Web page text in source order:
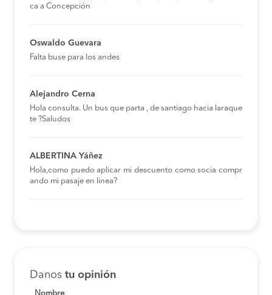
ca a Concepción
Oswaldo Guevara
Falta buse para los andes
Alejandro Cerna
Hola consulta. Un bus que parta , de santiago hacia laraque
te ?Saludos
ALBERTINA Yáñez
Hola,como puedo aplicar mi descuento como socia compr
ando mi pasaje en linea?
Danos tu opinión
Nombre